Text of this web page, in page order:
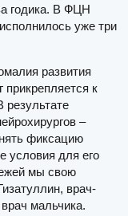
годика. В ФЦН
уже три
развития
прикрепляется к
–
фиксацию
условия для его
мы свою
врач-
мальчика.